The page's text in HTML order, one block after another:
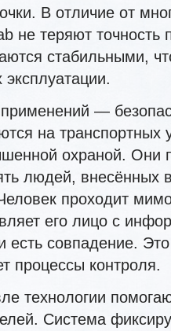
В отличие от
не теряют точность
стабильными,
—
на транспортных
охраной. Они
людей, внесённых
проходит
его лицо с
есть совпадение.
процессы контроля.
технологии
Система